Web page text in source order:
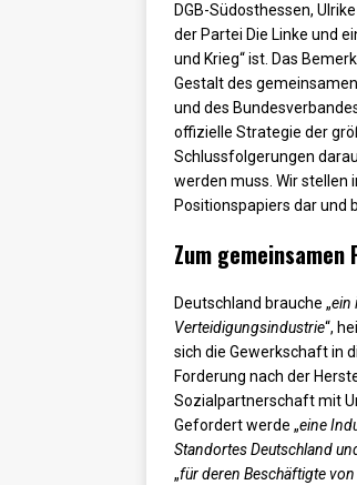
DGB-Südosthessen,
der Partei Die Linke und
und Krieg“ ist. Das
Gestalt des
und des
offizielle Strategie der
Schlussfolgerungen
werden muss. Wir stellen
Positionspapiers dar und
Zum gemeinsamen
Deutschland brauche „ein
Verteidigungsindustrie“,
sich die Gewerkschaft in
Forderung nach der
Sozialpartnerschaft mit
Gefordert werde „eine
Standortes Deutschland
„für deren Beschäftigte